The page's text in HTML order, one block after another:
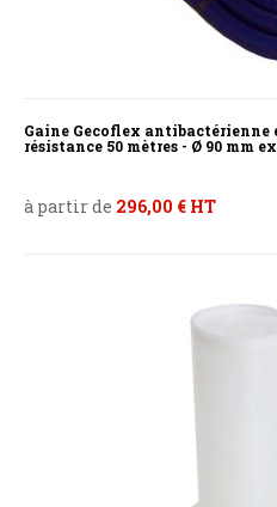
Gaine Gecoflex
résistance 50 mètres - Ø 90 mm
à partir de 296,00 € HT